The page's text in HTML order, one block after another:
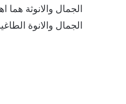
الجمال والانوثة
الجمال والانوة